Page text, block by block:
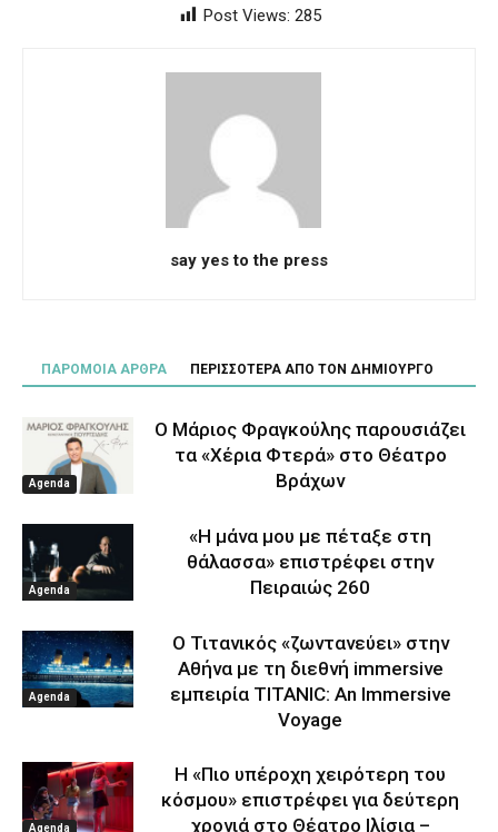
Post Views: 285
say yes to the press
ΠΑΡΟΜΟΙΑ ΑΡΘΡΑ ΠΕΡΙΣΣΟΤΕΡΑ ΑΠΟ ΤΟΝ ΔΗΜΙΟΥΡΓΟ
Agenda
Ο Μάριος Φραγκούλης παρουσιάζει
τα «Χέρια Φτερά» στο Θέατρο
Βράχων
Agenda
«Η μάνα μου με πέταξε στη
θάλασσα» επιστρέφει στην
Πειραιώς 260
Agenda
Ο Τιτανικός «ζωντανεύει» στην
Αθήνα με τη διεθνή immersive
εμπειρία TITANIC: An Immersive
Voyage
Agenda
Η «Πιο υπέροχη χειρότερη του
κόσμου» επιστρέφει για δεύτερη
χρονιά στο Θέατρο Ιλίσια –